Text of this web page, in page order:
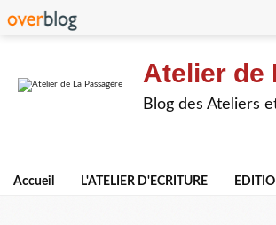
Atelier de
Blog des Ateliers
Accueil L'ATELIER D'ECRITURE